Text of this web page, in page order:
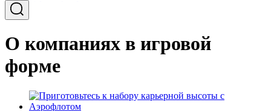
О компаниях в игровой
форме